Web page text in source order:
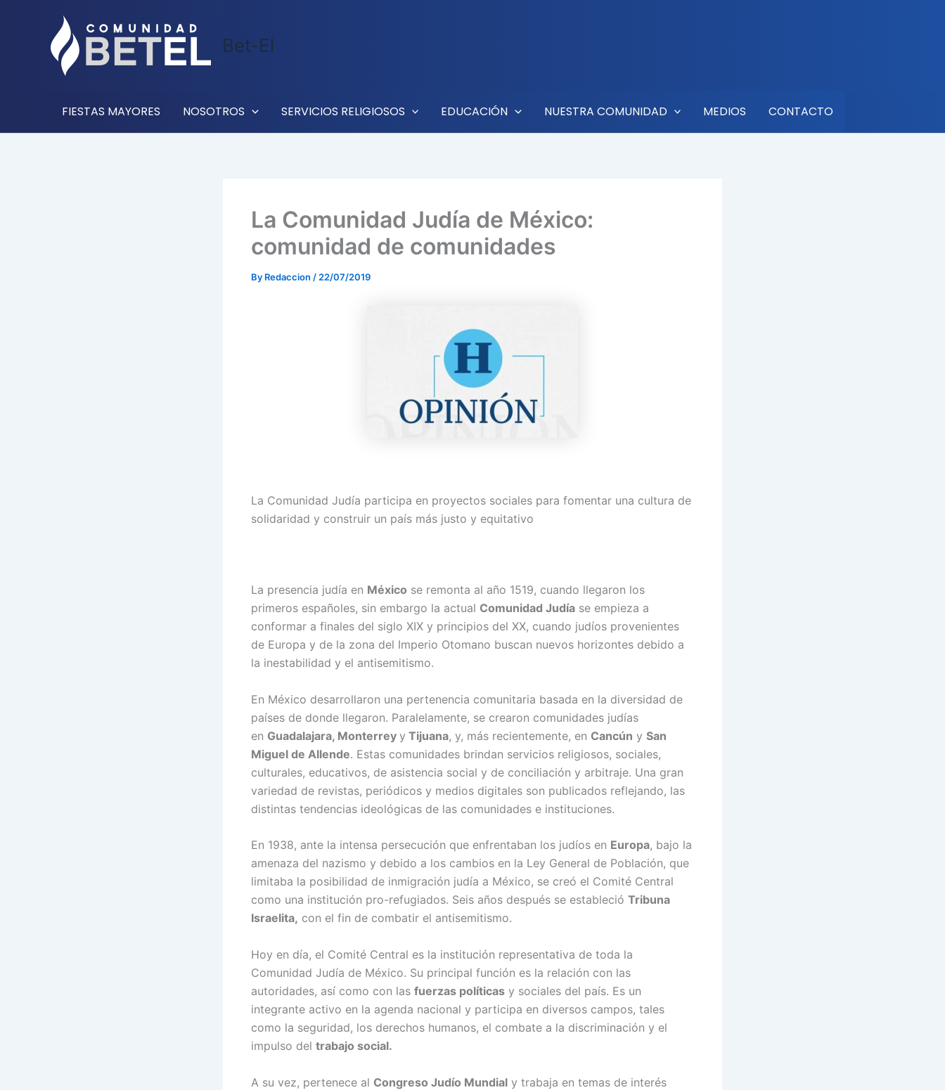
Bet-El
FIESTAS MAYORES NOSOTROS SERVICIOS RELIGIOSOS EDUCACIÓN NUESTRA COMUNIDAD MEDIOS CONTACTO
La Comunidad Judía de México:
comunidad de comunidades
By Redaccion / 22/07/2019
La Comunidad Judía participa en proyectos sociales para fomentar una cultura de
solidaridad y construir un país más justo y equitativo
La presencia judía en México se remonta al año 1519, cuando llegaron los
primeros españoles, sin embargo la actual Comunidad Judía se empieza a
conformar a finales del siglo XIX y principios del XX, cuando judíos provenientes
de Europa y de la zona del Imperio Otomano buscan nuevos horizontes debido a
la inestabilidad y el antisemitismo.
En México desarrollaron una pertenencia comunitaria basada en la diversidad de
países de donde llegaron. Paralelamente, se crearon comunidades judías
en Guadalajara, Monterrey y Tijuana, y, más recientemente, en Cancún y San
Miguel de Allende. Estas comunidades brindan servicios religiosos, sociales,
culturales, educativos, de asistencia social y de conciliación y arbitraje. Una gran
variedad de revistas, periódicos y medios digitales son publicados reflejando, las
distintas tendencias ideológicas de las comunidades e instituciones.
En 1938, ante la intensa persecución que enfrentaban los judíos en Europa, bajo la
amenaza del nazismo y debido a los cambios en la Ley General de Población, que
limitaba la posibilidad de inmigración judía a México, se creó el Comité Central
como una institución pro-refugiados. Seis años después se estableció Tribuna
Israelita, con el fin de combatir el antisemitismo.
Hoy en día, el Comité Central es la institución representativa de toda la
Comunidad Judía de México. Su principal función es la relación con las
autoridades, así como con las fuerzas políticas y sociales del país. Es un
integrante activo en la agenda nacional y participa en diversos campos, tales
como la seguridad, los derechos humanos, el combate a la discriminación y el
impulso del trabajo social.
A su vez, pertenece al Congreso Judío Mundial y trabaja en temas de interés